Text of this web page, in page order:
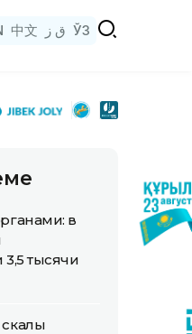
中文 ق ز ЎЗ
в
тысячи